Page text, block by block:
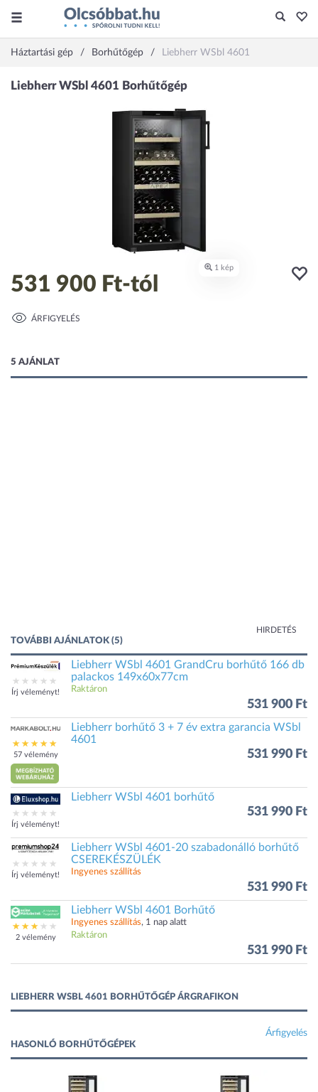
Háztartási gép Borhűtőgép Liebherr WSbl 4601
531 900 Ft-tól
ÁRFIGYELÉS
5 AJÁNLAT
HIRDETÉS
TOVÁBBI AJÁNLATOK (5)
Írj véleményt!
Liebherr WSbl 4601 GrandCru borhűtő 166 db
palackos 149x60x77cm
Raktáron
531 900 Ft
57 vélemény
Liebherr borhűtő 3 + 7 év extra garancia WSbl
4601
531 990 Ft
Írj véleményt!
Liebherr WSbl 4601 borhűtő
531 990 Ft
Írj véleményt!
Liebherr WSbl 4601-20 szabadonálló borhűtő
CSEREKÉSZÜLÉK
Ingyenes szállítás
531 990 Ft
2 vélemény
Liebherr WSbl 4601 Borhűtő
Ingyenes szállítás, 1 nap alatt
Raktáron
531 990 Ft
LIEBHERR WSBL 4601 BORHŰTŐGÉP ÁRGRAFIKON
Árfigyelés
HASONLÓ BORHŰTŐGÉPEK